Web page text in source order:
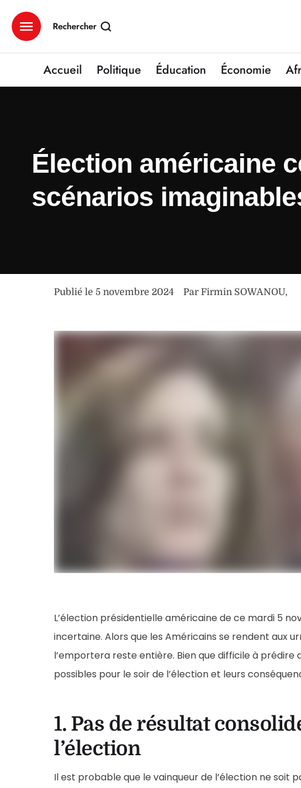
Rechercher
Accueil Politique Éducation Économie
Élection américaine
scénarios
Publié le 5 novembre 2024 Par Firmin SOWANOU,
L’élection présidentielle américaine de ce mardi 5
incertaine. Alors que les Américains se rendent aux
l’emportera reste entière. Bien que difficile à prédire
possibles pour le soir de l’élection et leurs
1. Pas de résultat
l’élection
Il est probable que le vainqueur de l’élection ne soit